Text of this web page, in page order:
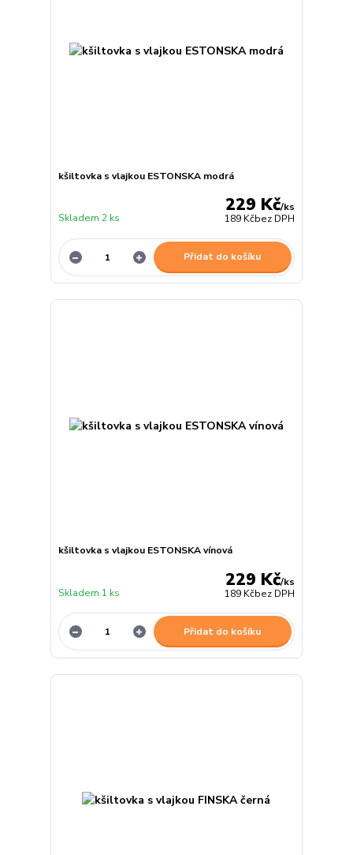
kšiltovka s vlajkou ESTONSKA modrá
229 Kč/ks
189 Kčbez DPH
Skladem 2 ks
Přidat do košíku
kšiltovka s vlajkou ESTONSKA vínová
229 Kč/ks
189 Kčbez DPH
Skladem 1 ks
Přidat do košíku